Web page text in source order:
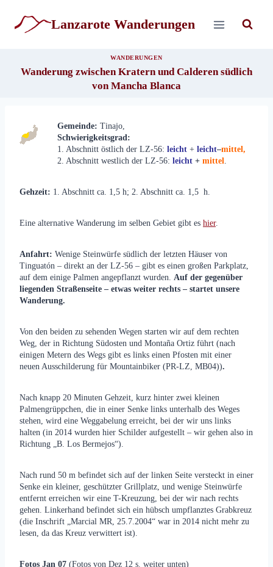
springen
Lanzarote Wanderungen
WANDERUNGEN
Wanderung zwischen Kratern und Calderen südlich
von Mancha Blanca
Gemeinde: Tinajo,
Schwierigkeitsgrad:
1. Abschnitt östlich der LZ-56: leicht + leicht–mittel,
2. Abschnitt westlich der LZ-56: leicht + mittel
Gehzeit: 1. Abschnitt ca. 1,5 h; 2. Abschnitt ca. 1,5 h.
Eine alternative Wanderung im selben Gebiet gibt es hier.
Anfahrt: Wenige Steinwürfe südlich der letzten Häuser von
Tinguatón – direkt an der LZ-56 – gibt es einen großen Parkplatz,
auf dem einige Palmen angepflanzt wurden. Auf der gegenüber
liegenden Straßenseite – etwas weiter rechts – startet unsere
Wanderung.
Von den beiden zu sehenden Wegen starten wir auf dem rechten
Weg, der in Richtung Südosten und Montaña Ortiz führt (nach
einigen Metern des Wegs gibt es links einen Pfosten mit einer
neuen Ausschilderung für Mountainbiker (PR-LZ, MB04)).
Nach knapp 20 Minuten Gehzeit, kurz hinter zwei kleinen
Palmengrüppchen, die in einer Senke links unterhalb des Weges
stehen, wird eine Weggabelung erreicht, bei der wir uns links
halten (in 2014 wurden hier Schilder aufgestellt – wir gehen also in
Richtung „B. Los Bermejos“).
Nach rund 50 m befindet sich auf der linken Seite versteckt in einer
Senke ein kleiner, geschützter Grillplatz, und wenige Steinwürfe
entfernt erreichen wir eine T-Kreuzung, bei der wir nach rechts
gehen. Linkerhand befindet sich ein hübsch umpflanztes Grabkreuz
(die Inschrift „Marcial MR, 25.7.2004“ war in 2014 nicht mehr zu
lesen, da das Kreuz verwittert ist).
Fotos Jan 07 (Fotos von Dez 12 s. weiter unten)